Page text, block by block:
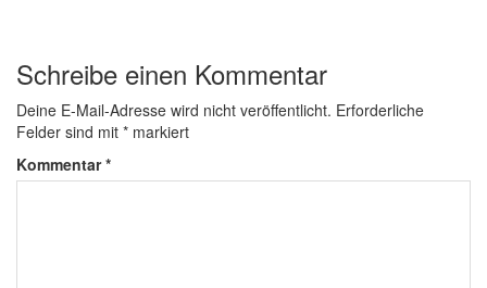
Schreibe einen Kommentar
Deine E-Mail-Adresse wird nicht veröffentlicht. Erforderliche
Felder sind mit * markiert
Kommentar*